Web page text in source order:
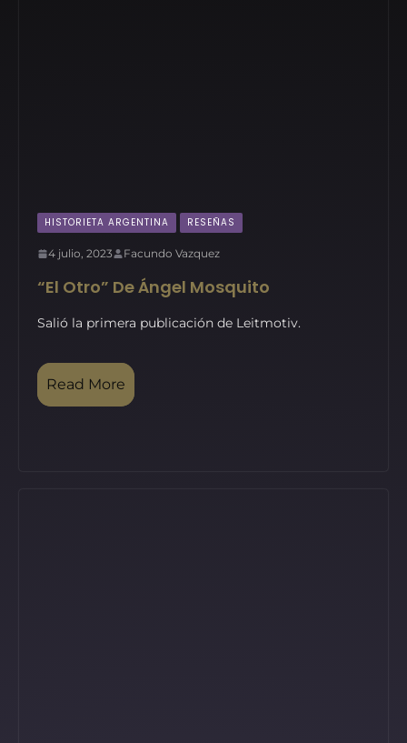
HISTORIETA ARGENTINA RESEÑAS
4 julio, 2023 Facundo Vazquez
“El Otro” De Ángel Mosquito
Salió la primera publicación de Leitmotiv.
Read More